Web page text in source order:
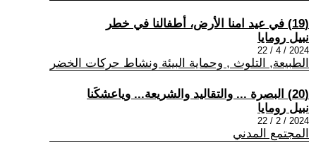
(19) في عيد امنا الأرض، أطفالنا في خطر
نبيل رومايا
2024 / 4 / 22
الطبيعة, التلوث , وحماية البيئة ونشاط حركات الخضر
(20) البصرة ... والتقاليد والشريعة... وياعشكَنا
نبيل رومايا
2024 / 2 / 22
المجتمع المدني